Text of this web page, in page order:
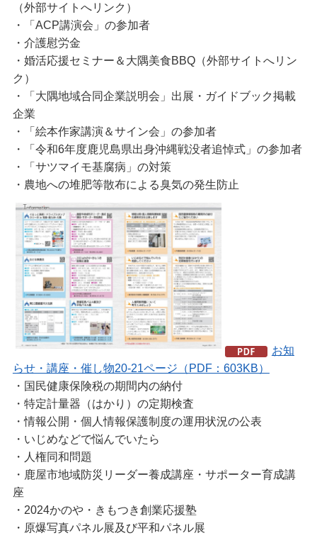
（外部サイトへリンク）
・「ACP講演会」の参加者
・介護慰労金
・婚活応援セミナー＆大隅美食BBQ（外部サイトへリン
ク）
・「大隅地域合同企業説明会」出展・ガイドブック掲載
企業
・「絵本作家講演＆サイン会」の参加者
・「令和6年度鹿児島県出身沖縄戦没者追悼式」の参加者
・「サツマイモ基腐病」の対策
・農地への堆肥等散布による臭気の発生防止
お知
らせ・講座・催し物20-21ページ（PDF：603KB）
・国民健康保険税の期間内の納付
・特定計量器（はかり）の定期検査
・情報公開・個人情報保護制度の運用状況の公表
・いじめなどで悩んでいたら
・人権同和問題
・鹿屋市地域防災リーダー養成講座・サポーター育成講
座
・2024かのや・きもつき創業応援塾
・原爆写真パネル展及び平和パネル展